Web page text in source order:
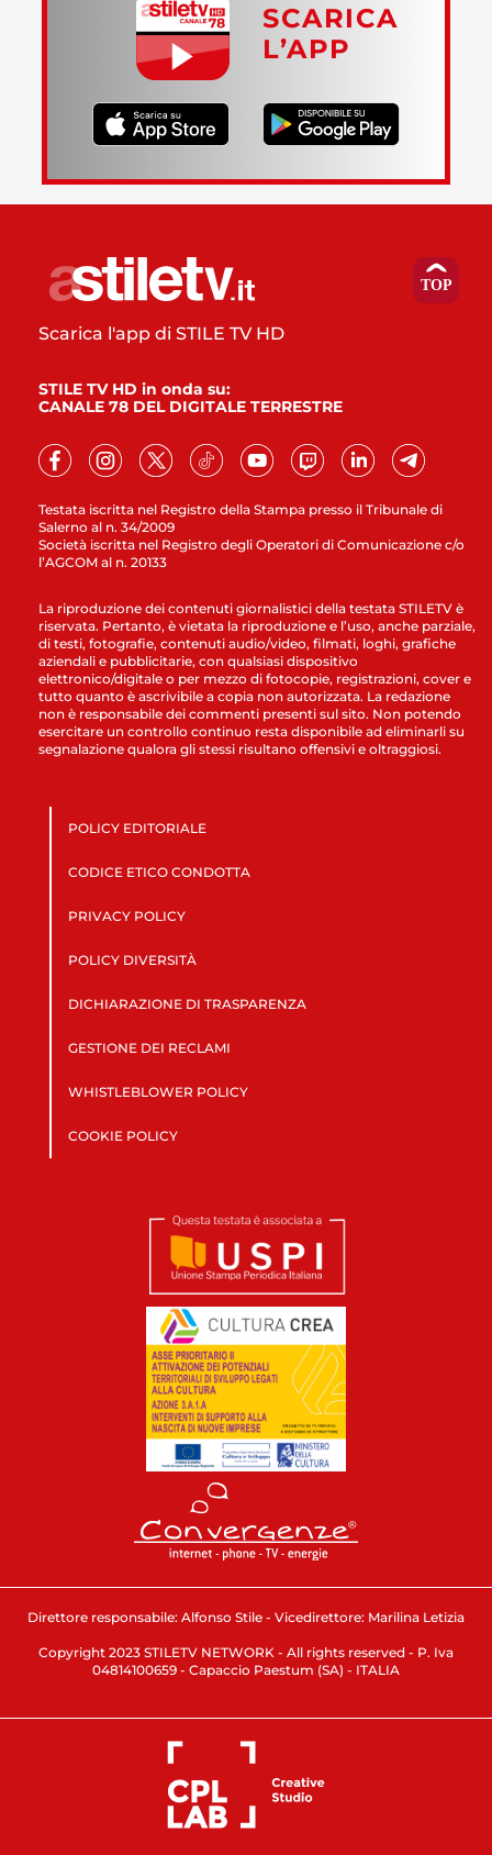
SCARICA
L’APP
Testata iscritta nel Registro della Stampa presso il Tribunale di
Salerno al n. 34/2009
Società iscritta nel Registro degli Operatori di Comunicazione c/o
l’AGCOM al n. 20133
Scarica l'app di STILE TV HD
STILE TV HD in onda su:
CANALE 78 DEL DIGITALE TERRESTRE
La riproduzione dei contenuti giornalistici della testata STILETV è
riservata. Pertanto, è vietata la riproduzione e l’uso, anche parziale,
di testi, fotografie, contenuti audio/video, filmati, loghi, grafiche
aziendali e pubblicitarie, con qualsiasi dispositivo
elettronico/digitale o per mezzo di fotocopie, registrazioni, cover e
tutto quanto è ascrivibile a copia non autorizzata. La redazione
non è responsabile dei commenti presenti sul sito. Non potendo
esercitare un controllo continuo resta disponibile ad eliminarli su
segnalazione qualora gli stessi risultano offensivi e oltraggiosi.
POLICY EDITORIALE
CODICE ETICO CONDOTTA
PRIVACY POLICY
POLICY DIVERSITÀ
DICHIARAZIONE DI TRASPARENZA
GESTIONE DEI RECLAMI
WHISTLEBLOWER POLICY
COOKIE POLICY
Direttore responsabile: Alfonso Stile - Vicedirettore: Marilina Letizia
Copyright 2023 STILETV NETWORK - All rights reserved - P. Iva
04814100659 - Capaccio Paestum (SA) - ITALIA